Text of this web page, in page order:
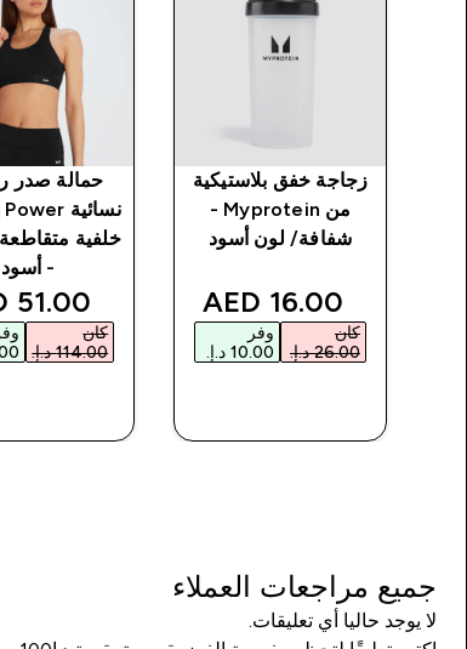
زجاجة خفق بلاستيكية
من Myprotein -
شفافة/ لون أسود
discounted price
16.00 AED‎
كان
وفر
حمالة صدر
- أسود
price
51.00 AED‎
كان
‏114.00 د.إ.‏‎
جميع مراجعات العملاء
لا يوجد حاليا أي تعليقات.